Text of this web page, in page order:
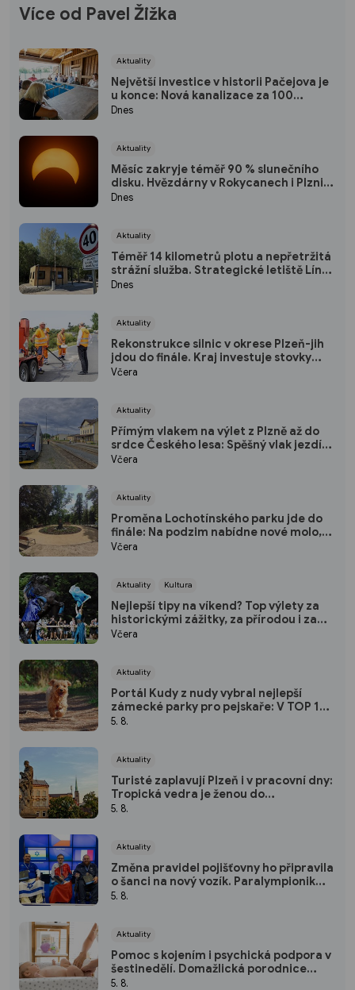
Více od Pavel Žižka
Aktuality
Největší investice v historii Pačejova je
u konce: Nová kanalizace za 100
milionů korun získala kolaudaci, obec
Dnes
Aktuality
Měsíc zakryje téměř 90 % slunečního
disku. Hvězdárny v Rokycanech i Plzni
zvou na podvečerní sledování
Dnes
Aktuality
Téměř 14 kilometrů plotu a nepřetržitá
strážní služba. Strategické letiště Líně
má od srpna nový režim vstupů
Dnes
Aktuality
Rekonstrukce silnic v okrese Plzeň-jih
jdou do finále. Kraj investuje stovky
milionů do nových povrchů i moderních
Včera
Aktuality
Přímým vlakem na výlet z Plzně až do
srdce Českého lesa: Spěšný vlak jezdí
každou sobotu až do října
Včera
Aktuality
Proměna Lochotínského parku jde do
finále: Na podzim nabídne nové molo,
cvičební prvky i vodopád
Včera
Aktuality Kultura
Nejlepší tipy na víkend? Top výlety za
historickými zážitky, za přírodou i za
kulturou
Včera
Aktuality
Portál Kudy z nudy vybral nejlepší
zámecké parky pro pejskaře: V TOP 10
nechybí ani jeden kousek od Plzně
5. 8.
Aktuality
Turisté zaplavují Plzeň i v pracovní dny:
Tropická vedra je ženou do
pivovarských sklepů a podzemí
5. 8.
Aktuality
Změna pravidel pojišťovny ho připravila
o šanci na nový vozík. Paralympionik
Ondřej Kaas přesto bojuje o
5. 8.
Aktuality
Pomoc s kojením i psychická podpora v
šestinedělí. Domažlická porodnice
nabízí ženám návštěvní službu zdarma
5. 8.